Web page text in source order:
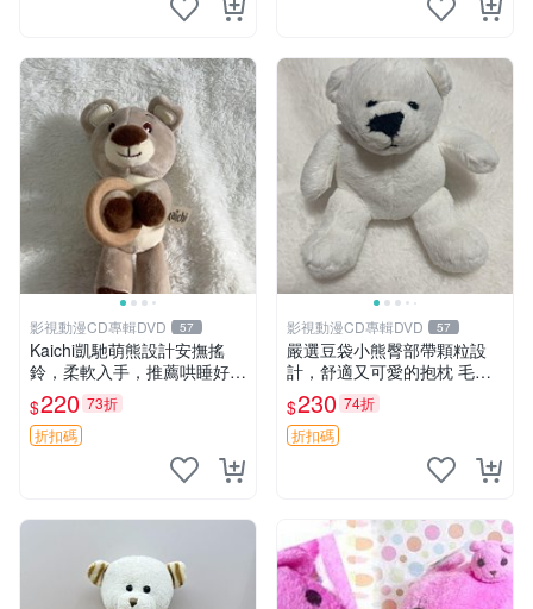
影視動漫CD專輯DVD 57
Kaichi凱馳萌熊設計安撫搖
鈴，柔軟入手，推薦哄睡好選
擇 熊公仔 安撫玩具 喂食環
$220 73折
折扣碼
影視動漫CD專輯DVD 57
嚴選豆袋小熊臀部帶顆粒設
計，舒適又可愛的抱枕 毛絨
抱枕、臀部按摩、坐墊
$230 74折
折扣碼